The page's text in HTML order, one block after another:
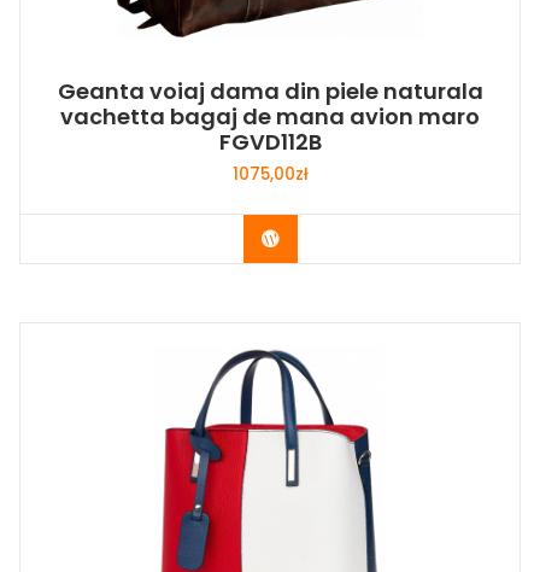
Geanta voiaj dama din piele naturala
vachetta bagaj de mana avion maro
FGVD112B
1075,00zł
Buy Now